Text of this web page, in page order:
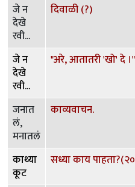
जे न
देखे
रवी...
दिवाळी (?)
जे न
देखे
रवी...
"अरे, आतातरी 'खो' दे ।"
जनात
लं,
मनातलं
काव्यवाचन.
काथ्या
कूट
सध्या काय